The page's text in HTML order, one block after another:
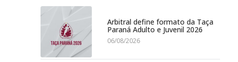
Arbitral define formato da Taça
Paraná Adulto e Juvenil 2026
06/08/2026